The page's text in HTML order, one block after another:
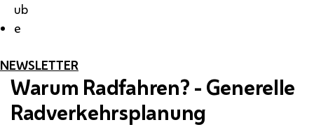
ub
e
NEWSLETTER
Warum Radfahren? - Generelle
Radverkehrsplanung